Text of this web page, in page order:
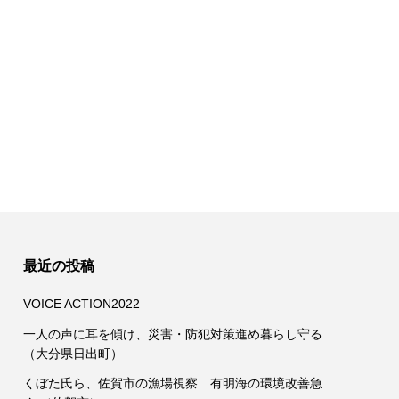
最近の投稿
VOICE ACTION2022
一人の声に耳を傾け、災害・防犯対策進め暮らし守る
（大分県日出町）
くぼた氏ら、佐賀市の漁場視察 有明海の環境改善急